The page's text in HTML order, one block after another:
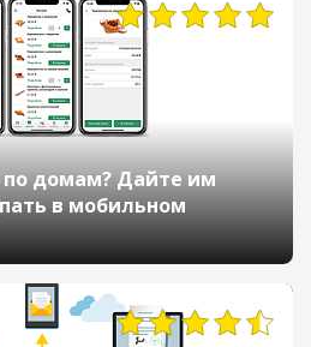
по домам? Дайте им
в мобильном